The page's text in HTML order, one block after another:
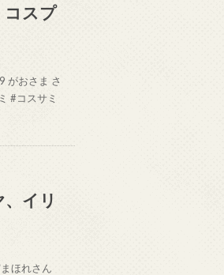
スプ
がおさま さ
#コスサミ
イリ
ほれさん